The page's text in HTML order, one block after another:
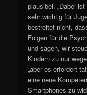
plausibel. „Dabei
sehr wichtig für
bestreitet nicht,
Folgen für die
und sagen, wir
Kindern zu nur
„aber es erfordert
eine neue
Smartphones zu